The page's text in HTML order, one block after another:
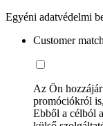
Egyéni adatvédelmi
Customer
Az Ön
promóciókról
Ebből a célból